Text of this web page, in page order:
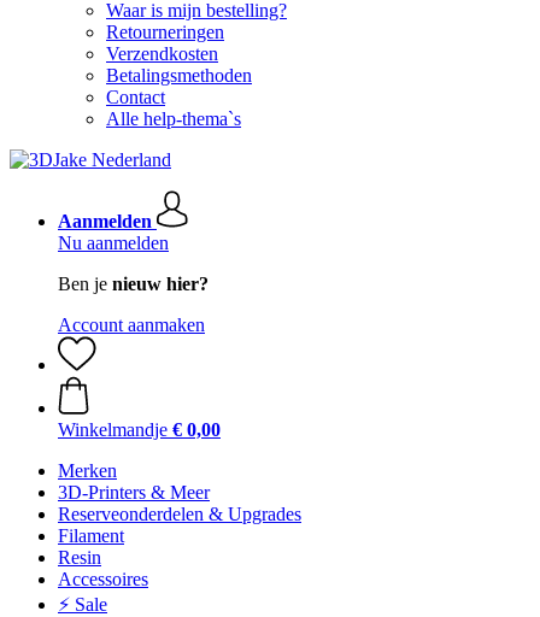
Waar is mijn bestelling?
Retourneringen
Verzendkosten
Betalingsmethoden
Contact
Alle help-thema`s
Aanmelden
Nu aanmelden
Ben je nieuw hier?
Account aanmaken
Winkelmandje € 0,00
Merken
3D-Printers & Meer
Reserveonderdelen & Upgrades
Filament
Resin
Accessoires
⚡ Sale